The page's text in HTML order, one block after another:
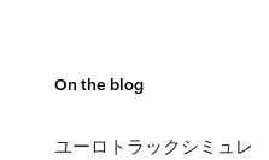
On the blog
ユーロトラックシミュレ